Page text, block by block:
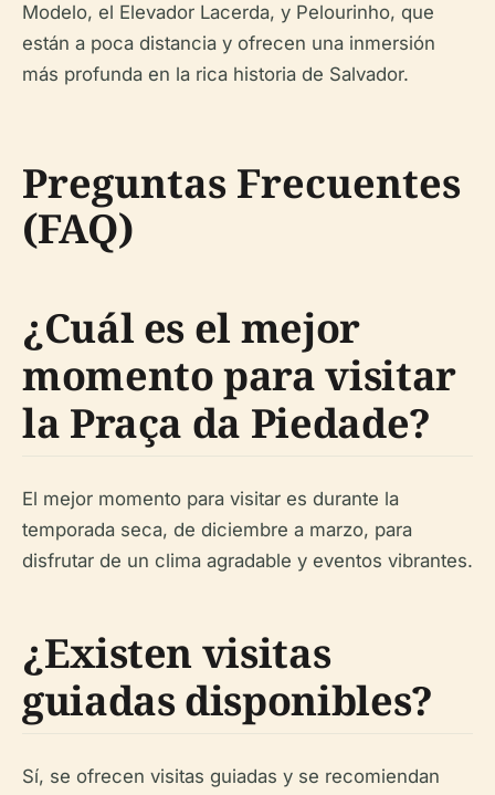
Modelo, el Elevador Lacerda, y Pelourinho, que
están a poca distancia y ofrecen una inmersión
más profunda en la rica historia de Salvador.
Preguntas Frecuentes
(FAQ)
¿Cuál es el mejor
momento para visitar
la Praça da Piedade?
El mejor momento para visitar es durante la
temporada seca, de diciembre a marzo, para
disfrutar de un clima agradable y eventos vibrantes.
¿Existen visitas
guiadas disponibles?
Sí, se ofrecen visitas guiadas y se recomiendan